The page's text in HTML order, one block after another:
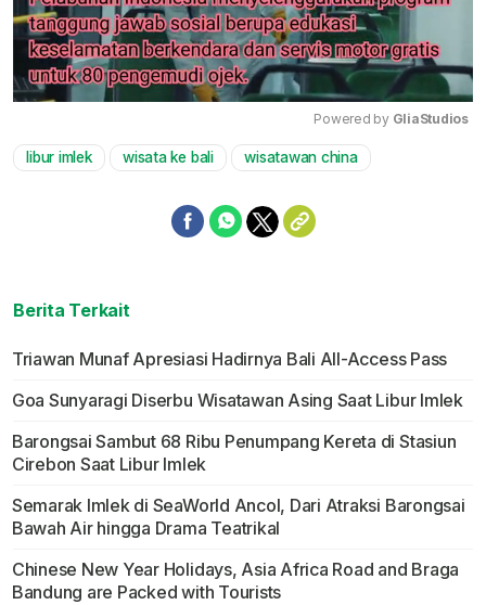
Powered by GliaStudios
libur imlek wisata ke bali wisatawan china
Berita Terkait
Triawan Munaf Apresiasi Hadirnya Bali All-Access Pass
Goa Sunyaragi Diserbu Wisatawan Asing Saat Libur Imlek
Barongsai Sambut 68 Ribu Penumpang Kereta di Stasiun
Cirebon Saat Libur Imlek
Semarak Imlek di SeaWorld Ancol, Dari Atraksi Barongsai
Bawah Air hingga Drama Teatrikal
Chinese New Year Holidays, Asia Africa Road and Braga
Bandung are Packed with Tourists